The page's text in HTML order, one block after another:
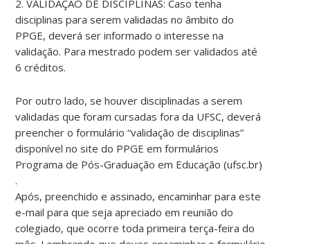
2. VALIDAÇÃO DE DISCIPLINAS: Caso tenha
disciplinas para serem validadas no âmbito do
PPGE, deverá ser informado o interesse na
validação. Para mestrado podem ser validados até
6 créditos.
Por outro lado, se houver disciplinadas a serem
validadas que foram cursadas fora da UFSC, deverá
preencher o formulário “validação de disciplinas”
disponível no site do PPGE em formulários
Programa de Pós-Graduação em Educação (ufsc.br)
.
Após, preenchido e assinado, encaminhar para este
e-mail para que seja apreciado em reunião do
colegiado, que ocorre toda primeira terça-feira do